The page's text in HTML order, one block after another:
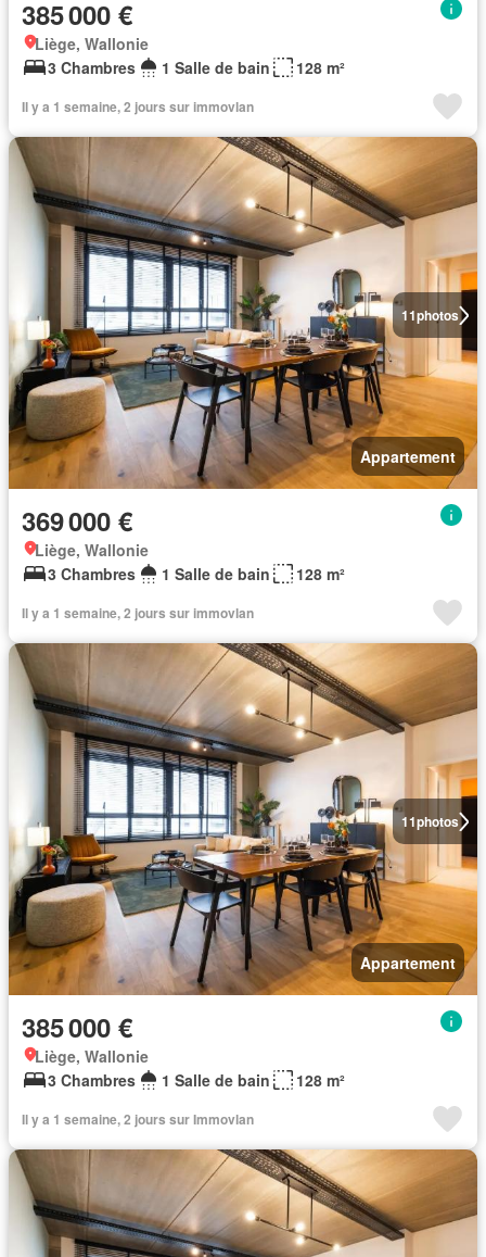
385 000 €
Liège, Wallonie
3 Chambres
1 Salle de bain 128 m²
Il y a 1 semaine, 2 jours sur immovlan
11photos
Appartement
369 000 €
Liège, Wallonie
3 Chambres
1 Salle de bain 128 m²
Il y a 1 semaine, 2 jours sur immovlan
11photos
Appartement
385 000 €
Liège, Wallonie
3 Chambres
1 Salle de bain 128 m²
Il y a 1 semaine, 2 jours sur Immovlan